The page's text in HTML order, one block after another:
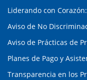
Liderando con
Aviso de No
Aviso de Prácticas de
Planes de Pago y
Transparencia en los